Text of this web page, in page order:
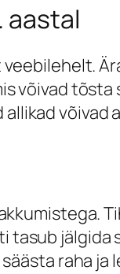
aastal
võivad
võivad
jälgida
raha ja